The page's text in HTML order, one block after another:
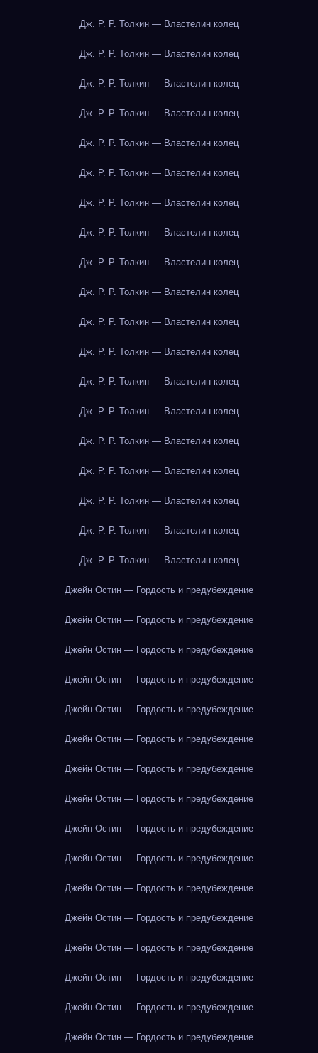
Дж. Р. Р. Толкин — Властелин колец
Дж. Р. Р. Толкин — Властелин колец
Дж. Р. Р. Толкин — Властелин колец
Дж. Р. Р. Толкин — Властелин колец
Дж. Р. Р. Толкин — Властелин колец
Дж. Р. Р. Толкин — Властелин колец
Дж. Р. Р. Толкин — Властелин колец
Дж. Р. Р. Толкин — Властелин колец
Дж. Р. Р. Толкин — Властелин колец
Дж. Р. Р. Толкин — Властелин колец
Дж. Р. Р. Толкин — Властелин колец
Дж. Р. Р. Толкин — Властелин колец
Дж. Р. Р. Толкин — Властелин колец
Дж. Р. Р. Толкин — Властелин колец
Дж. Р. Р. Толкин — Властелин колец
Дж. Р. Р. Толкин — Властелин колец
Дж. Р. Р. Толкин — Властелин колец
Дж. Р. Р. Толкин — Властелин колец
Дж. Р. Р. Толкин — Властелин колец
Джейн Остин — Гордость и предубеждение
Джейн Остин — Гордость и предубеждение
Джейн Остин — Гордость и предубеждение
Джейн Остин — Гордость и предубеждение
Джейн Остин — Гордость и предубеждение
Джейн Остин — Гордость и предубеждение
Джейн Остин — Гордость и предубеждение
Джейн Остин — Гордость и предубеждение
Джейн Остин — Гордость и предубеждение
Джейн Остин — Гордость и предубеждение
Джейн Остин — Гордость и предубеждение
Джейн Остин — Гордость и предубеждение
Джейн Остин — Гордость и предубеждение
Джейн Остин — Гордость и предубеждение
Джейн Остин — Гордость и предубеждение
Джейн Остин — Гордость и предубеждение